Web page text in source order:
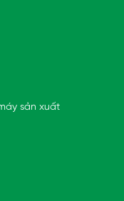
sản xuất